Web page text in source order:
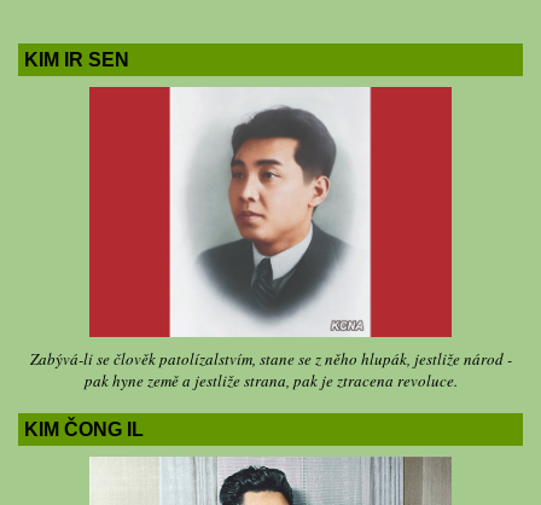
KIM IR SEN
Zabývá-li se člověk patolízalstvím, stane se z něho hlupák, jestliže národ -
pak hyne země a jestliže strana, pak je ztracena revoluce.
KIM ČONG IL